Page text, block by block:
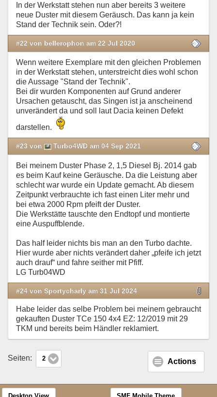
In der Werkstatt stehen nun aber bereits 3 weitere
neue Duster mit diesem Geräusch. Das kann ja kein
Stand der Technik sein. Oder?!
#22 von bellerophon am 22 Jul 2020
Wenn weitere Exemplare mit den gleichen Problemen
in der Werkstatt stehen, unterstreicht dies wohl schon
die Aussage "Stand der Technik".
Bei dir wurden Komponenten auf Grund anderer
Ursachen getauscht, das Singen ist ja anscheinend
unverändert da und soll laut Dacia keinen Defekt
darstellen.
#23 von Turbo4WD am 04 Sep 2021
Bei meinem Duster Phase 2, 1,5 Diesel Bj. 2014 gab
es beim Kauf keine Geräusche. Da die Leistung aber
schlecht war wurde ein Update gemacht. Ab diesem
Zeitpunkt verbrauchte ich fast einen Liter mehr und
bei etwa 2000 Rpm pfeift der Duster.
Die Werkstätte tauschte den Endtopf und montierte
eine Auspuffblende.
Das half leider nichts bis man an den Turbo dachte.
Hier wurde aber nichts verändert daher „pfeife ich jetzt
auch drauf“ und fahre seither mit Pfiff.
LG Turb04WD
#24 von Sportycharly am 31 Jul 2024
Habe leider das selbe Problem bei meinem gebraucht
gekauften Duster TCe 150 4x4 EZ: 12/2019 mit 29
TKM und bereits beim Händler reklamiert.
Seiten: 2 Actions